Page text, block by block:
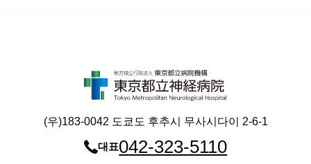
(우)183-0042 도쿄도 후추시 무사시다이 2-6-1
대표042-323-5110